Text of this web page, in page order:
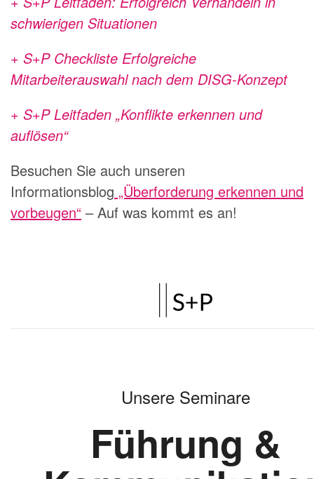
schwierigen Situationen
+ S+P Checkliste Erfolgreiche
Mitarbeiterauswahl nach dem DISG-Konzept
+ S+P Leitfaden „Konflikte erkennen und
auflösen“
Besuchen Sie auch unseren
Informationsblog „Überforderung erkennen und
vorbeugen“ – Auf was kommt es an!